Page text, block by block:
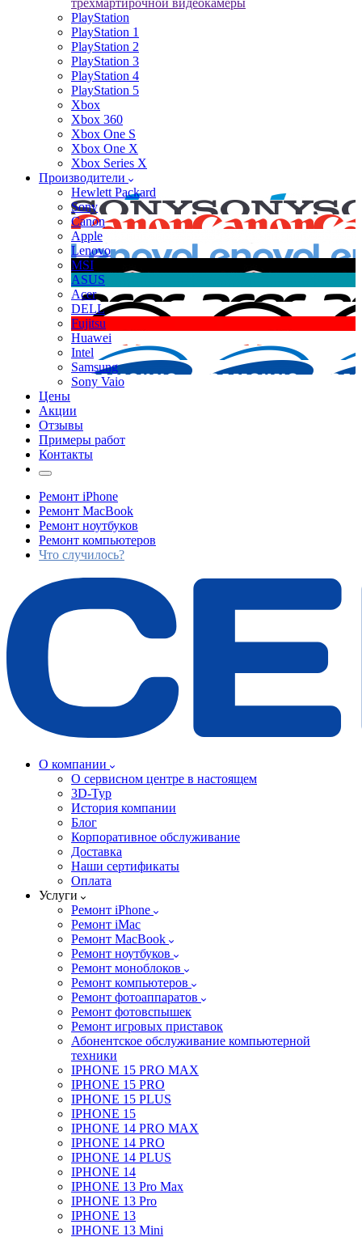
трёхмартирочной видеокамеры
PlayStation
PlayStation 1
PlayStation 2
PlayStation 3
PlayStation 4
PlayStation 5
Xbox
Xbox 360
Xbox One S
Xbox One X
Xbox Series X
Производители
Hewlett Packard
Sony
Canon
Apple
Lenovo
MSI
ASUS
Acer
DELL
Fujitsu
Huawei
Intel
Samsung
Sony Vaio
Цены
Акции
Отзывы
Примеры работ
Контакты
Ремонт iPhone
Ремонт MacBook
Ремонт ноутбуков
Ремонт компьютеров
Что случилось?
О компании
О сервисном центре в настоящем
3D-Тур
История компании
Блог
Корпоративное обслуживание
Доставка
Наши сертификаты
Оплата
Услуги
Ремонт iPhone
Ремонт iMac
Ремонт MacBook
Ремонт ноутбуков
Ремонт моноблоков
Ремонт компьютеров
Ремонт фотоаппаратов
Ремонт фотовспышек
Ремонт игровых приставок
Абонентское обслуживание компьютерной
техники
IPHONE 15 PRO MAX
IPHONE 15 PRO
IPHONE 15 PLUS
IPHONE 15
IPHONE 14 PRO MAX
IPHONE 14 PRO
IPHONE 14 PLUS
IPHONE 14
IPHONE 13 Pro Max
IPHONE 13 Pro
IPHONE 13
IPHONE 13 Mini